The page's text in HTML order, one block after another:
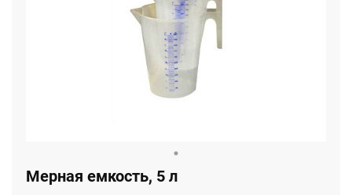
Мерная емкость, 5 л